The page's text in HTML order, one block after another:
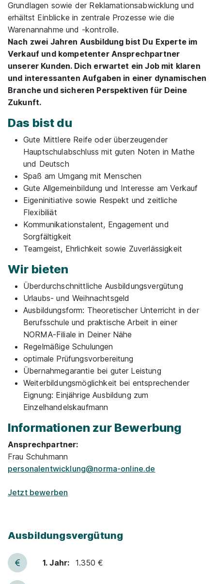
Grundlagen sowie der Reklamationsabwicklung und
erhältst Einblicke in zentrale Prozesse wie die
Warenannahme und -kontrolle.
Nach zwei Jahren Ausbildung bist Du Experte im
Verkauf und kompetenter Ansprechpartner
unserer Kunden. Dich erwartet ein Job mit klaren
und interessanten Aufgaben in einer dynamischen
Branche und sicheren Perspektiven für Deine
Zukunft.
Das bist du
Gute Mittlere Reife oder überzeugender
Hauptschulabschluss mit guten Noten in Mathe
und Deutsch
Spaß am Umgang mit Menschen
Gute Allgemeinbildung und Interesse am Verkauf
Eigeninitiative sowie Respekt und zeitliche
Flexibiliät
Kommunikationstalent, Engagement und
Sorgfältigkeit
Teamgeist, Ehrlichkeit sowie Zuverlässigkeit
Wir bieten
Überdurchschnittliche Ausbildungsvergütung
Urlaubs- und Weihnachtsgeld
Ausbildungsform: Theoretischer Unterricht in der
Berufsschule und praktische Arbeit in einer
NORMA-Filiale in Deiner Nähe
Regelmäßige Schulungen
optimale Prüfungsvorbereitung
Übernahmegarantie bei guter Leistung
Weiterbildungsmöglichkeit bei entsprechender
Eignung: Einjährige Ausbildung zum
Einzelhandelskaufmann
Informationen zur Bewerbung
Ansprechpartner:
Frau Schuhmann
personalentwicklung@norma-online.de
Jetzt bewerben
Ausbildungsvergütung
1. Jahr: 1.350 €